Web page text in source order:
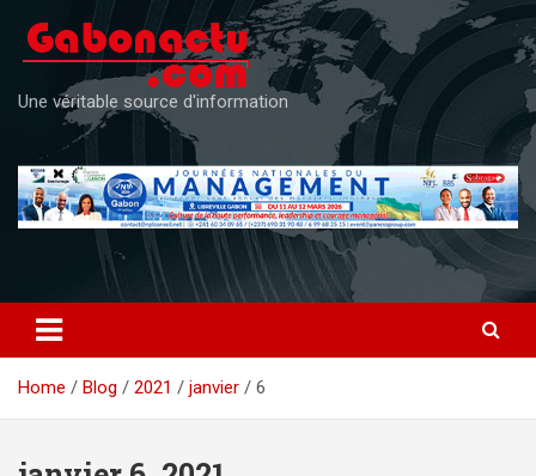
content
Une véritable source d'information
Home Blog 2021 janvier 6